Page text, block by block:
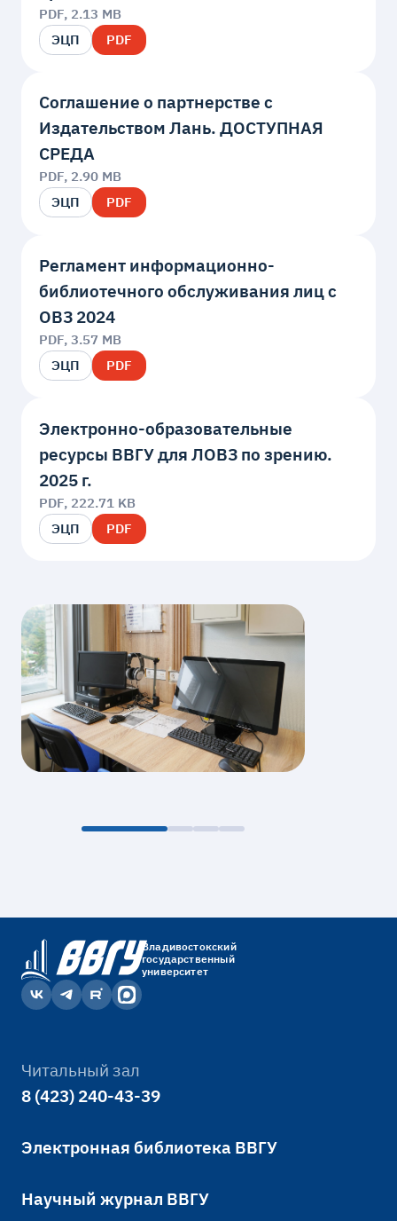
PDF, 2.13 MB
ЭЦП
PDF
Соглашение о партнерстве с
Издательством Лань. ДОСТУПНАЯ
СРЕДА
PDF, 2.90 MB
ЭЦП
PDF
Регламент информационно-
библиотечного обслуживания лиц с
ОВЗ 2024
PDF, 3.57 MB
ЭЦП
PDF
Электронно-образовательные
ресурсы ВВГУ для ЛОВЗ по зрению.
2025 г.
PDF, 222.71 KB
ЭЦП
PDF
Владивостокский
государственный
университет
Читальный зал
8 (423) 240-43-39
Электронная библиотека ВВГУ
Научный журнал ВВГУ